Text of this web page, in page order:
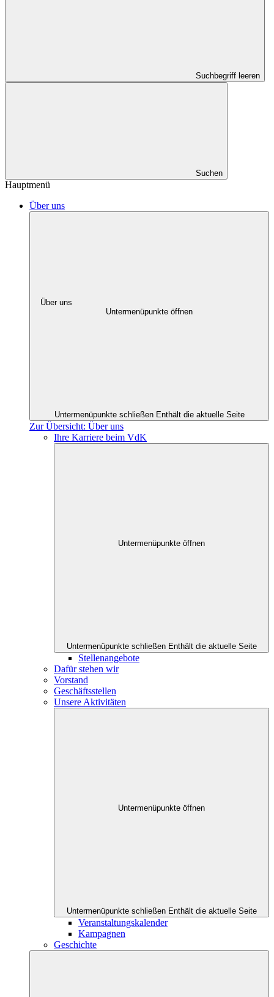
Suchbegriff leeren
Suchen
Hauptmenü
Über uns
Über uns
Untermenüpunkte öffnen
Untermenüpunkte schließen Enthält die aktuelle Seite
Zur Übersicht: Über uns
Ihre Karriere beim VdK
Untermenüpunkte öffnen
Untermenüpunkte schließen Enthält die aktuelle Seite
Stellenangebote
Dafür stehen wir
Vorstand
Geschäftsstellen
Unsere Aktivitäten
Untermenüpunkte öffnen
Untermenüpunkte schließen Enthält die aktuelle Seite
Veranstaltungskalender
Kampagnen
Geschichte